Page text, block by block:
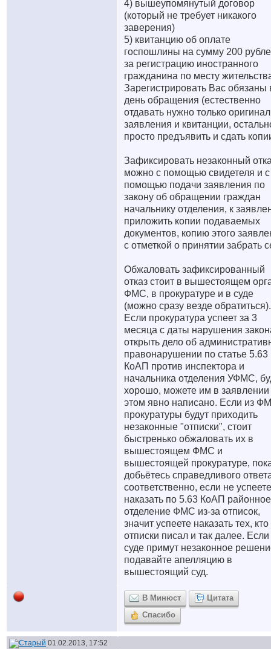
4) вышеупомянутый договор
(который не требует никакого
заверения)
5) квитанцию об оплате
госпошлины на сумму 200
за регистрацию иностранного
гражданина по месту
Зарегистрировать Вас обязаны
день обращения (естественно
отдавать нужно только оригинал
заявления и квитанции,
просто предъявить и сдать
Зафиксировать незаконный
можно с помощью свидетеля и с
помощью подачи заявления по
закону об обращении граждан
начальнику отделения, к
приложить копии подаваемых
документов, копию этого
с отметкой о принятии забрать
Обжаловать зафиксированный
отказ стоит в вышестоящем
ФМС, в прокуратуре и в суде
(можно сразу везде обратиться).
Если прокуратура успеет за 3
месяца с даты нарушения
открыть дело об
правонарушении по статье 5.63
КоАП против инспектора и
начальника отделения УФМС,
хорошо, можете им в заявлении
этом явно написано. Если из
прокуратуры будут приходить
незаконные "отписки", стоит
быстренько обжаловать их в
вышестоящем ФМС и
вышестоящей прокуратуре,
добьётесь справедливого
соответственно, если не успеете
наказать по 5.63 КоАП районное
отделение ФМС из-за отписок,
значит успеете наказать тех, кто
отписки писал и так далее. Если
суде примут незаконное
подавайте апелляцию в
вышестоящий суд.
В Минюст
Цитата
Спасибо
01.02.2013, 17:52